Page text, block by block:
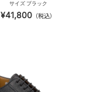
サイズ ブラック
¥41,800 （税込）